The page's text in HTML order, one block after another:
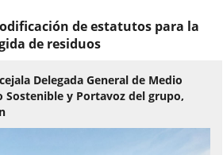
de estatutos para la
de residuos
Delegada General de Medio
y Portavoz del grupo,